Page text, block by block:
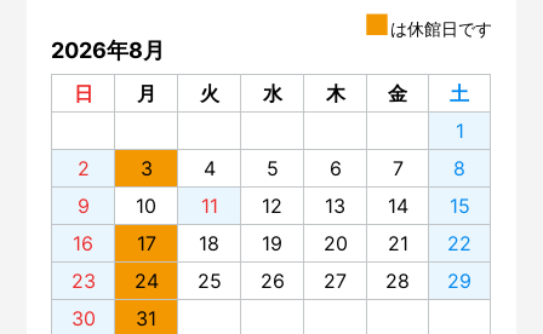
■は休館日です
2026年8月
日 月 火 水 木 金
土
1
2
3 4 5 6 7
8
9
10 11 12 13 14
15
16
17 18 19 20 21
22
23
24 25 26 27 28
29
30
31